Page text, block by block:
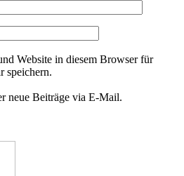
Website in diesem Browser für
speichern.
neue Beiträge via E-Mail.